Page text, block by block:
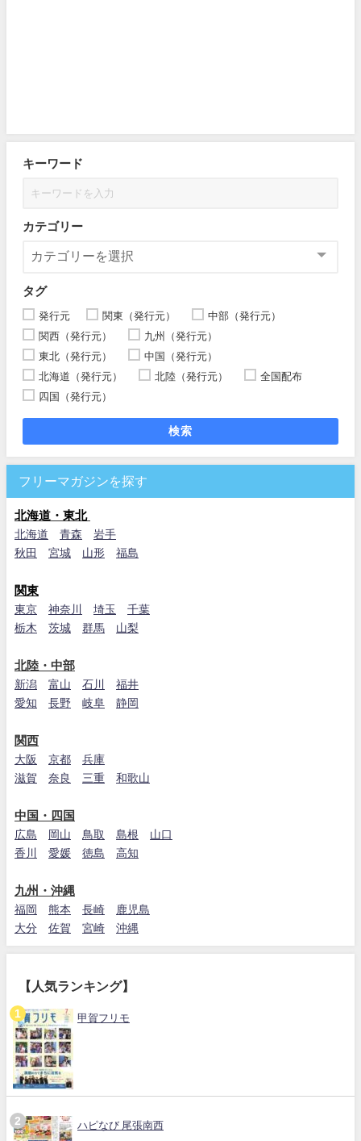
キーワード
カテゴリー
タグ
発行元 関東（発行元）
中部（発行元）
関西（発行元）
九州（発行元）
東北（発行元）
中国（発行元）
北海道（発行元）
北陸（発行元）
全国配布
四国（発行元）
検索
フリーマガジンを探す
北海道・東北
北海道 青森
岩手
秋田
宮城 山形 福島
関東
東京 神奈川 埼玉
千葉
栃木
茨城 群馬 山梨
北陸・中部
新潟 富山 石川
福井
愛知
長野 岐阜 静岡
関西
大阪 京都
兵庫
滋賀
奈良 三重 和歌山
中国・四国
広島 岡山 鳥取 島根
山口
香川
愛媛 徳島 高知
九州・沖縄
福岡 熊本 長崎
鹿児島
大分
佐賀 宮崎 沖縄
【人気ランキング】
甲賀フリモ
ハピなび 尾張南西